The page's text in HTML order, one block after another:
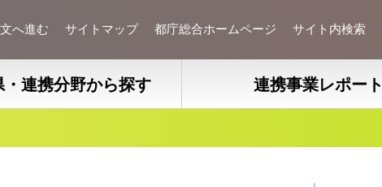
へ進む サイトマップ 都庁総合ホームページ サイト内検索
・連携分野から探す 連携事業レポート